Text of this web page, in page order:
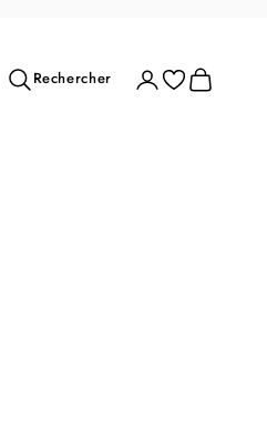
Rechercher
Rechercher ConnexionPanier